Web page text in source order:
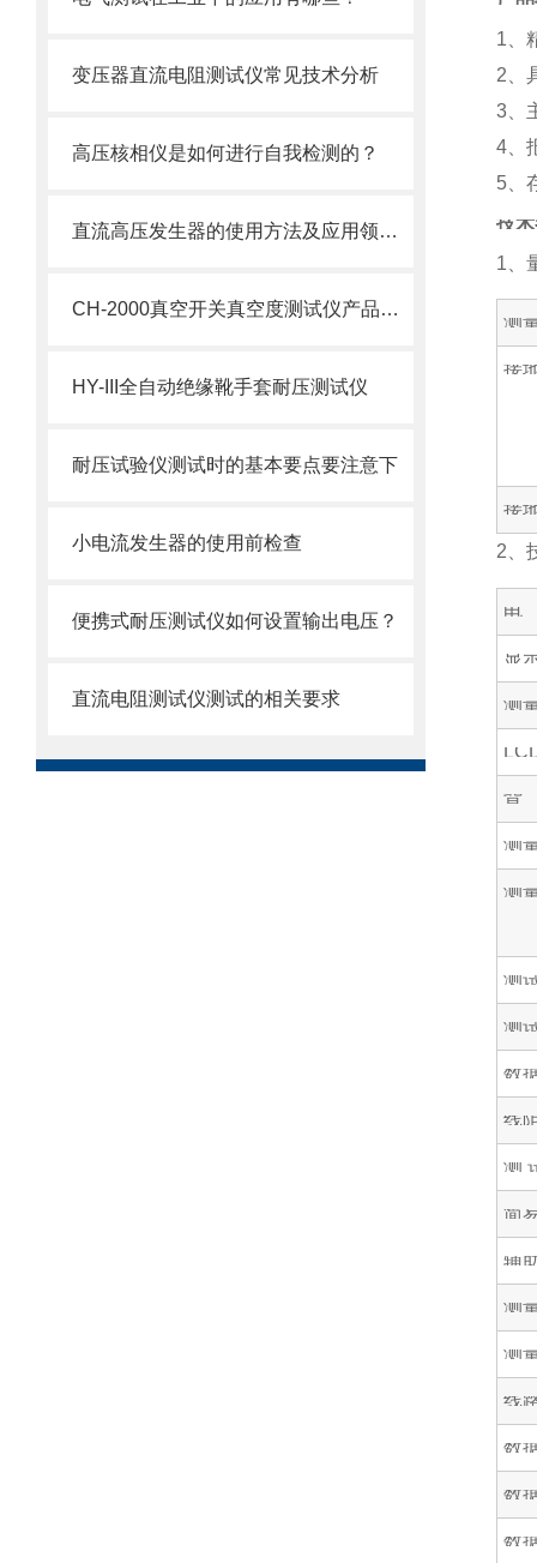
变压器直流电阻测试仪常见技术分析
高压核相仪是如何进行自我检测的？
直流高压发生器的使用方法及应用领域介绍
CH-2000真空开关真空度测试仪产品介绍
HY-III全自动绝缘靴手套耐压测试仪
耐压试验仪测试时的基本要点要注意下
小电流发生器的使用前检查
便携式耐压测试仪如何设置输出电压？
直流电阻测试仪测试的相关要求
1、
2、
3、
4、
5、
技
1、
测
接
接
2、
电
显
测
背
测
测
测
测
数
线
测
简
辅
测
测
线
数
数
数